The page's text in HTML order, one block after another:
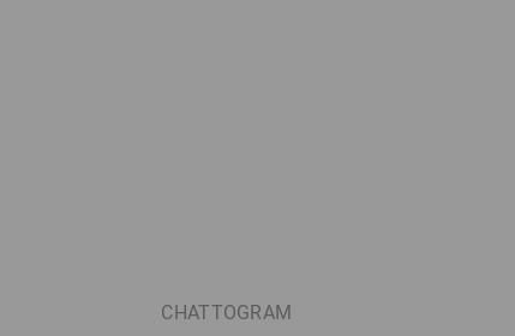
CHATTOGRAM